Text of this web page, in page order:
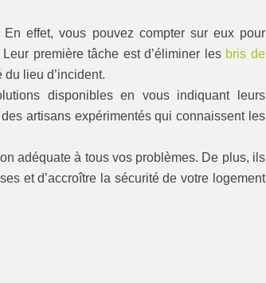
En effet, vous pouvez compter sur eux pour
première tâche est d’éliminer les bris de
lieu d’incident.
disponibles en vous indiquant leurs
artisans expérimentés qui connaissent les
adéquate à tous vos problèmes. De plus, ils
et d’accroître la sécurité de votre logement